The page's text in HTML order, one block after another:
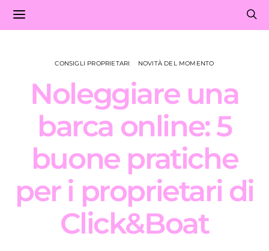
CONSIGLI PROPRIETARI NOVITÀ DEL MOMENTO
Noleggiare una
barca online: 5
buone pratiche
per i proprietari di
Click&Boat